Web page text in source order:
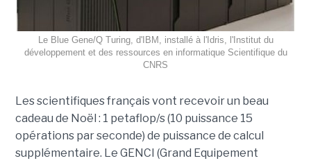
Le Blue Gene/Q Turing, d'IBM, installé à l'Idris, l'Institut du
développement et des ressources en informatique Scientifique du
CNRS
Les scientifiques français vont recevoir un beau
cadeau de Noël : 1 petaflop/s (10 puissance 15
opérations par seconde) de puissance de calcul
supplémentaire. Le GENCI (Grand Equipement